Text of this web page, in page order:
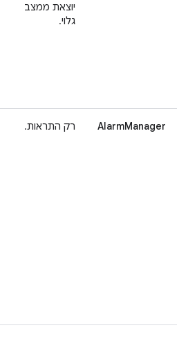
יוצאת ממצב
גלוי.
AlarmManager רק התראות.